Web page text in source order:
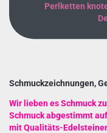
Perlketten
Schmuckzeichnungen,
Wir lieben es Schmuck
Schmuck abgestimmt
mit Qualitäts-